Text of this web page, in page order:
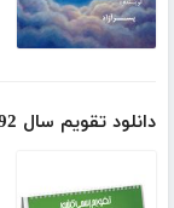
دانلود تقویم سال 1392